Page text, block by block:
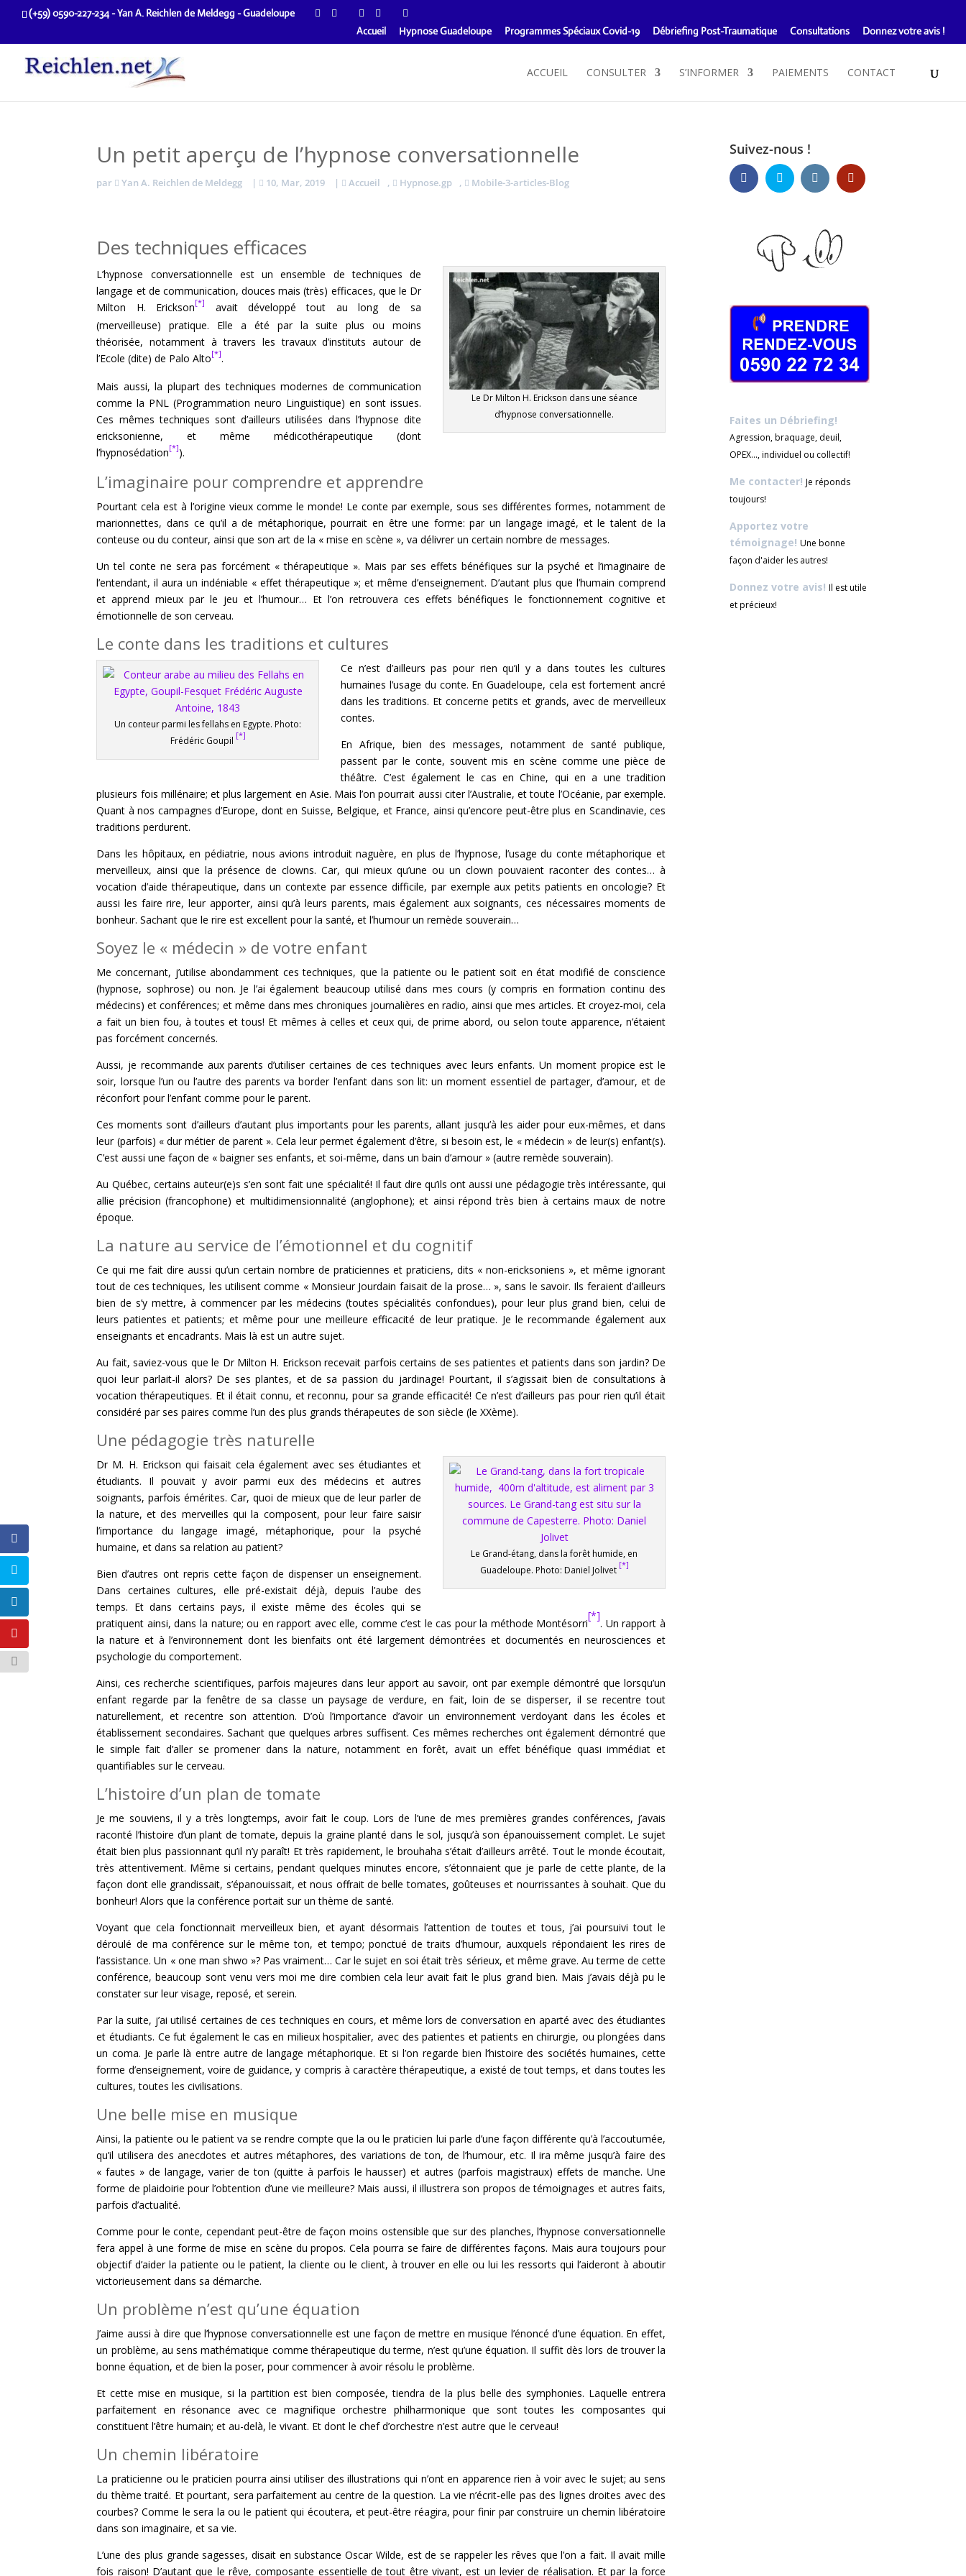
(+59) 0590-227-234 - Yan A. Reichlen de Meldegg - Guadeloupe
Accueil
Hypnose Guadeloupe Programmes Spéciaux Covid-19 Débriefing Post-Traumatique Consultations Donnez votre avis !
ACCUEIL CONSULTER S’INFORMER PAIEMENTS CONTACT
Un petit aperçu de l’hypnose conversationnelle
par Yan A. Reichlen de Meldegg | 10, Mar, 2019 | Accueil , Hypnose.gp , Mobile-3-articles-Blog
Des techniques efficaces
Le Dr Milton H. Erickson dans une séance
d’hypnose conversationnelle.
L’hypnose conversationnelle est un ensemble de techniques de
langage et de communication, douces mais (très) efficaces, que le Dr
Milton H. Erickson[*]
avait développé tout au long de sa
(merveilleuse) pratique. Elle a été par la suite plus ou moins
théorisée, notamment à travers les travaux d’instituts autour de
l’Ecole (dite) de Palo Alto[*].
Mais aussi, la plupart des techniques modernes de communication
comme la PNL (Programmation neuro Linguistique) en sont issues.
Ces mêmes techniques sont d’ailleurs utilisées dans l’hypnose dite
ericksonienne, et même médicothérapeutique (dont
l’hypnosédation[*]).
L’imaginaire pour comprendre et apprendre
Pourtant cela est à l’origine vieux comme le monde! Le conte par exemple, sous ses différentes formes, notamment de
marionnettes, dans ce qu’il a de métaphorique, pourrait en être une forme: par un langage imagé, et le talent de la
conteuse ou du conteur, ainsi que son art de la « mise en scène », va délivrer un certain nombre de messages.
Un tel conte ne sera pas forcément « thérapeutique ». Mais par ses effets bénéfiques sur la psyché et l’imaginaire de
l’entendant, il aura un indéniable « effet thérapeutique »; et même d’enseignement. D’autant plus que l’humain comprend
et apprend mieux par le jeu et l’humour… Et l’on retrouvera ces effets bénéfiques le fonctionnement cognitive et
émotionnelle de son cerveau.
Le conte dans les traditions et cultures
Un conteur parmi les fellahs en Egypte. Photo:
Frédéric Goupil [*]
Ce n’est d’ailleurs pas pour rien qu’il y a dans toutes les cultures
humaines l’usage du conte. En Guadeloupe, cela est fortement ancré
dans les traditions. Et concerne petits et grands, avec de merveilleux
contes.
En Afrique, bien des messages, notamment de santé publique,
passent par le conte, souvent mis en scène comme une pièce de
théâtre. C’est également le cas en Chine, qui en a une tradition
plusieurs fois millénaire; et plus largement en Asie. Mais l’on pourrait aussi citer l’Australie, et toute l’Océanie, par exemple.
Quant à nos campagnes d’Europe, dont en Suisse, Belgique, et France, ainsi qu’encore peut-être plus en Scandinavie, ces
traditions perdurent.
Dans les hôpitaux, en pédiatrie, nous avions introduit naguère, en plus de l’hypnose, l’usage du conte métaphorique et
merveilleux, ainsi que la présence de clowns. Car, qui mieux qu’une ou un clown pouvaient raconter des contes… à
vocation d’aide thérapeutique, dans un contexte par essence difficile, par exemple aux petits patients en oncologie? Et
aussi les faire rire, leur apporter, ainsi qu’à leurs parents, mais également aux soignants, ces nécessaires moments de
bonheur. Sachant que le rire est excellent pour la santé, et l’humour un remède souverain…
Soyez le « médecin » de votre enfant
Me concernant, j’utilise abondamment ces techniques, que la patiente ou le patient soit en état modifié de conscience
(hypnose, sophrose) ou non. Je l’ai également beaucoup utilisé dans mes cours (y compris en formation continu des
médecins) et conférences; et même dans mes chroniques journalières en radio, ainsi que mes articles. Et croyez-moi, cela
a fait un bien fou, à toutes et tous! Et mêmes à celles et ceux qui, de prime abord, ou selon toute apparence, n’étaient
pas forcément concernés.
Aussi, je recommande aux parents d’utiliser certaines de ces techniques avec leurs enfants. Un moment propice est le
soir, lorsque l’un ou l’autre des parents va border l’enfant dans son lit: un moment essentiel de partager, d’amour, et de
réconfort pour l’enfant comme pour le parent.
Ces moments sont d’ailleurs d’autant plus importants pour les parents, allant jusqu’à les aider pour eux-mêmes, et dans
leur (parfois) « dur métier de parent ». Cela leur permet également d’être, si besoin est, le « médecin » de leur(s) enfant(s).
C’est aussi une façon de « baigner ses enfants, et soi-même, dans un bain d’amour » (autre remède souverain).
Au Québec, certains auteur(e)s s’en sont fait une spécialité! Il faut dire qu’ils ont aussi une pédagogie très intéressante, qui
allie précision (francophone) et multidimensionnalité (anglophone); et ainsi répond très bien à certains maux de notre
époque.
La nature au service de l’émotionnel et du cognitif
Ce qui me fait dire aussi qu’un certain nombre de praticiennes et praticiens, dits « non-ericksoniens », et même ignorant
tout de ces techniques, les utilisent comme « Monsieur Jourdain faisait de la prose… », sans le savoir. Ils feraient d’ailleurs
bien de s’y mettre, à commencer par les médecins (toutes spécialités confondues), pour leur plus grand bien, celui de
leurs patientes et patients; et même pour une meilleure efficacité de leur pratique. Je le recommande également aux
enseignants et encadrants. Mais là est un autre sujet.
Au fait, saviez-vous que le Dr Milton H. Erickson recevait parfois certains de ses patientes et patients dans son jardin? De
quoi leur parlait-il alors? De ses plantes, et de sa passion du jardinage! Pourtant, il s’agissait bien de consultations à
vocation thérapeutiques. Et il était connu, et reconnu, pour sa grande efficacité! Ce n’est d’ailleurs pas pour rien qu’il était
considéré par ses paires comme l’un des plus grands thérapeutes de son siècle (le XXème).
Une pédagogie très naturelle
Le Grand-étang, dans la forêt humide, en
Guadeloupe. Photo: Daniel Jolivet [*]
Dr M. H. Erickson qui faisait cela également avec ses étudiantes et
étudiants. Il pouvait y avoir parmi eux des médecins et autres
soignants, parfois émérites. Car, quoi de mieux que de leur parler de
la nature, et des merveilles qui la composent, pour leur faire saisir
l’importance du langage imagé, métaphorique, pour la psyché
humaine, et dans sa relation au patient?
Bien d’autres ont repris cette façon de dispenser un enseignement.
Dans certaines cultures, elle pré-existait déjà, depuis l’aube des
temps. Et dans certains pays, il existe même des écoles qui se
pratiquent ainsi, dans la nature; ou en rapport avec elle, comme c’est le cas pour la méthode Montésorri
[*]
. Un rapport à
la nature et à l’environnement dont les bienfaits ont été largement démontrées et documentés en neurosciences et
psychologie du comportement.
Ainsi, ces recherche scientifiques, parfois majeures dans leur apport au savoir, ont par exemple démontré que lorsqu’un
enfant regarde par la fenêtre de sa classe un paysage de verdure, en fait, loin de se disperser, il se recentre tout
naturellement, et recentre son attention. D’où l’importance d’avoir un environnement verdoyant dans les écoles et
établissement secondaires. Sachant que quelques arbres suffisent. Ces mêmes recherches ont également démontré que
le simple fait d’aller se promener dans la nature, notamment en forêt, avait un effet bénéfique quasi immédiat et
quantifiables sur le cerveau.
L’histoire d’un plan de tomate
Je me souviens, il y a très longtemps, avoir fait le coup. Lors de l’une de mes premières grandes conférences, j’avais
raconté l’histoire d’un plant de tomate, depuis la graine planté dans le sol, jusqu’à son épanouissement complet. Le sujet
était bien plus passionnant qu’il n’y paraît! Et très rapidement, le brouhaha s’était d’ailleurs arrêté. Tout le monde écoutait,
très attentivement. Même si certains, pendant quelques minutes encore, s’étonnaient que je parle de cette plante, de la
façon dont elle grandissait, s’épanouissait, et nous offrait de belle tomates, goûteuses et nourrissantes à souhait. Que du
bonheur! Alors que la conférence portait sur un thème de santé.
Voyant que cela fonctionnait merveilleux bien, et ayant désormais l’attention de toutes et tous, j’ai poursuivi tout le
déroulé de ma conférence sur le même ton, et tempo; ponctué de traits d’humour, auxquels répondaient les rires de
l’assistance. Un « one man shwo »? Pas vraiment… Car le sujet en soi était très sérieux, et même grave. Au terme de cette
conférence, beaucoup sont venu vers moi me dire combien cela leur avait fait le plus grand bien. Mais j’avais déjà pu le
constater sur leur visage, reposé, et serein.
Par la suite, j’ai utilisé certaines de ces techniques en cours, et même lors de conversation en aparté avec des étudiantes
et étudiants. Ce fut également le cas en milieux hospitalier, avec des patientes et patients en chirurgie, ou plongées dans
un coma. Je parle là entre autre de langage métaphorique. Et si l’on regarde bien l’histoire des sociétés humaines, cette
forme d’enseignement, voire de guidance, y compris à caractère thérapeutique, a existé de tout temps, et dans toutes les
cultures, toutes les civilisations.
Une belle mise en musique
Ainsi, la patiente ou le patient va se rendre compte que la ou le praticien lui parle d’une façon différente qu’à l’accoutumée,
qu’il utilisera des anecdotes et autres métaphores, des variations de ton, de l’humour, etc. Il ira même jusqu’à faire des
« fautes » de langage, varier de ton (quitte à parfois le hausser) et autres (parfois magistraux) effets de manche. Une
forme de plaidoirie pour l’obtention d’une vie meilleure? Mais aussi, il illustrera son propos de témoignages et autres faits,
parfois d’actualité.
Comme pour le conte, cependant peut-être de façon moins ostensible que sur des planches, l’hypnose conversationnelle
fera appel à une forme de mise en scène du propos. Cela pourra se faire de différentes façons. Mais aura toujours pour
objectif d’aider la patiente ou le patient, la cliente ou le client, à trouver en elle ou lui les ressorts qui l’aideront à aboutir
victorieusement dans sa démarche.
Un problème n’est qu’une équation
J’aime aussi à dire que l’hypnose conversationnelle est une façon de mettre en musique l’énoncé d’une équation. En effet,
un problème, au sens mathématique comme thérapeutique du terme, n’est qu’une équation. Il suffit dès lors de trouver la
bonne équation, et de bien la poser, pour commencer à avoir résolu le problème.
Et cette mise en musique, si la partition est bien composée, tiendra de la plus belle des symphonies. Laquelle entrera
parfaitement en résonance avec ce magnifique orchestre philharmonique que sont toutes les composantes qui
constituent l’être humain; et au-delà, le vivant. Et dont le chef d’orchestre n’est autre que le cerveau!
Un chemin libératoire
La praticienne ou le praticien pourra ainsi utiliser des illustrations qui n’ont en apparence rien à voir avec le sujet; au sens
du thème traité. Et pourtant, sera parfaitement au centre de la question. La vie n’écrit-elle pas des lignes droites avec des
courbes? Comme le sera la ou le patient qui écoutera, et peut-être réagira, pour finir par construire un chemin libératoire
dans son imaginaire, et sa vie.
L’une des plus grande sagesses, disait en substance Oscar Wilde, est de se rappeler les rêves que l’on a fait. Il avait mille
fois raison! D’autant que le rêve, composante essentielle de tout être vivant, est un levier de réalisation. Et par la force
Suivez-nous !
Faites un Débriefing!
Agression, braquage, deuil,
OPEX..., individuel ou collectif!
Me contacter!Je réponds
toujours!
Apportez votre
témoignage!Une bonne
façon d'aider les autres!
Donnez votre avis!Il est utile
et précieux!